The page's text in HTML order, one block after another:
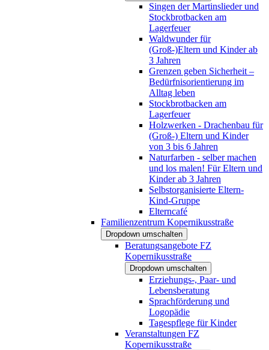
Singen der Martinslieder und
Stockbrotbacken am
Lagerfeuer
Waldwunder für
(Groß-)Eltern und Kinder ab
3 Jahren
Grenzen geben Sicherheit –
Bedürfnisorientierung im
Alltag leben
Stockbrotbacken am
Lagerfeuer
Holzwerken - Drachenbau für
(Groß-) Eltern und Kinder
von 3 bis 6 Jahren
Naturfarben - selber machen
und los malen! Für Eltern und
Kinder ab 3 Jahren
Selbstorganisierte Eltern-
Kind-Gruppe
Elterncafé
Familienzentrum Kopernikusstraße
Dropdown umschalten
Beratungsangebote FZ
Kopernikusstraße
Dropdown umschalten
Erziehungs-, Paar- und
Lebensberatung
Sprachförderung und
Logopädie
Tagespflege für Kinder
Veranstaltungen FZ
Kopernikusstraße